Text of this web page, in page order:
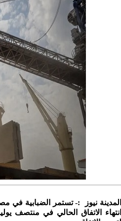
المدينة نيوز :- تستمر الضبابية في
انتهاء الاتفاق الحالي في منتصف